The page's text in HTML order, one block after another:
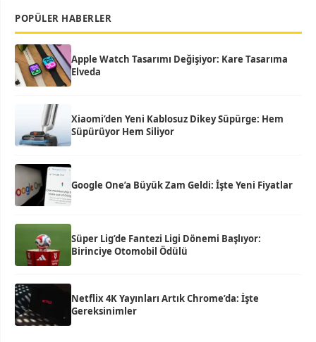
POPÜLER HABERLER
Apple Watch Tasarımı Değişiyor: Kare Tasarıma
Elveda
Xiaomi’den Yeni Kablosuz Dikey Süpürge: Hem
Süpürüyor Hem Siliyor
Google One’a Büyük Zam Geldi: İşte Yeni Fiyatlar
Süper Lig’de Fantezi Ligi Dönemi Başlıyor:
Birinciye Otomobil Ödülü
Netflix 4K Yayınları Artık Chrome’da: İşte
Gereksinimler